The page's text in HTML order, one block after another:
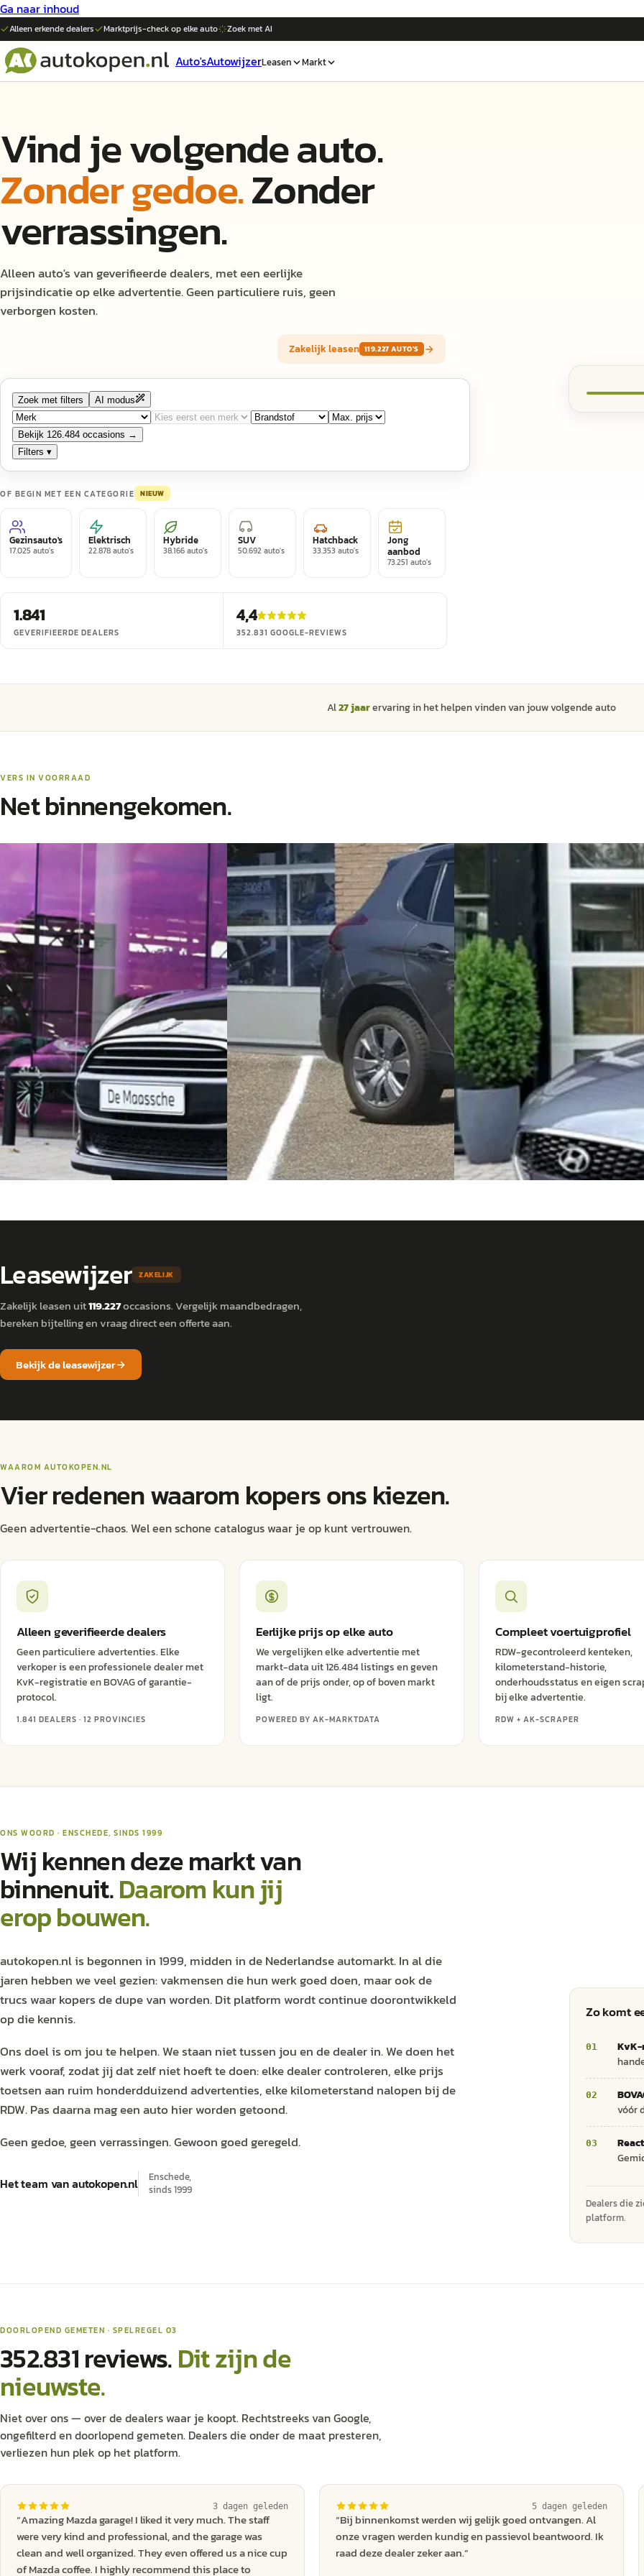
Ga naar inhoud
Alleen erkende dealers Marktprijs-check op elkeauto Zoek met AI
Auto'sAutowijzerLeasen Markt
Vind je volgendeauto.
Zonder gedoe.Zonder
verrassingen.
Alleenauto's van geverifieerde dealers, met een eerlijke
prijsindicatie op elke advertentie. Geen particuliere ruis, geen
verborgen kosten.
Zakelijk leasen 119.227 AUTO'S
Zoek met filters AI modus
Bekijk 126.484 occasions →
Filters ▾
OF BEGIN MET EEN CATEGORIE NIEUW
Gezinsauto's
17.025 auto's
Elektrisch
22.878auto's
Hybride
38.166auto's
SUV
50.692 auto's
Hatchback
33.353auto's
Jong
aanbod
73.251 auto's
1.841
GEVERIFIEERDE DEALERS
4,4
352.831 GOOGLE-REVIEWS
Al27 jaarervaring in het helpen vinden van jouw volgendeauto
VERS IN VOORRAAD
Net binnengekomen.
Nieuw binnen
MINI Hatchback
One / Comfort Access / LED /
Achteruitrijcamera / 16" LM Victory Spoke
zwart
€ 15.950
v.a. € 338/mnd
Scherp geprijsd
2019 · 72.458 km · Benzine · Handgeschakeld
De Maassche MINI Venlo· Venlo 4,4(225)
Vandaag geplaatst
Bekijk aanbieding →
C
Peugeot 2008·2018
1.2 PureTech 82pk S&S Style NAVIGATIE
€ 23.969
v.a. € 508/mnd
Marktconform
2018 · 87.072 km · Benzine · Handgeschakeld
JARO Automotive B.V.
· Nieuwleusen
4,9(86)
Bekijk aanbieding →
Vergelijk
Hyundai i30
1.4 T-GDI 140 PK Comfort
€ 11.950
v.a. € 253/mnd
Scherp geprijsd
2017 · 135.739 km · Benzine ·
Handgeschakeld
Baaten Automotive · Velp
Bekijk aanbieding →
Vergelijk
Leasewijzer ZAKELIJK
Zakelijk leasen uit119.227occasions. Vergelijk maandbedragen,
bereken bijtelling en vraag direct een offerte aan.
Bekijk de leasewijzer
WAAROM AUTOKOPEN.NL
Vier redenen waarom kopers ons kiezen.
Geen advertentie-chaos. Wel een schone catalogus waar je op kunt vertrouwen.
Alleen geverifieerde dealers
Geen particuliere advertenties. Elke
verkoper is een professionele dealer met
KvK-registratie en BOVAG of garantie-
protocol.
1.841 DEALERS · 12 PROVINCIES
Eerlijke prijs op elke auto
We vergelijken elke advertentie met
markt-data uit 126.484 listings en geven
aan of de prijs onder, op of boven markt
ligt.
POWERED BY AK-MARKTDATA
Compleet voertuigprofiel
RDW-gecontroleerd kenteken,
kilometerstand-historie,
onderhoudsstatus en eigen
bij elke advertentie.
RDW + AK-SCRAPER
ONS WOORD · ENSCHEDE, SINDS 1999
Wij kennen deze markt van
binnenuit.Daarom kun jij
erop bouwen.
autokopen.nlis begonnen in 1999, midden in de Nederlandseautomarkt. In al die
jaren hebben we veel gezien: vakmensen die hun werk goed doen, maar ook de
trucs waar kopers de dupe van worden. Dit platform wordt continue doorontwikkeld
op die kennis.
Ons doel is om jou te helpen. We staan niet tussen jou en de dealer in. We doen het
werk vooraf, zodat jij dat zelf niet hoeft te doen: elke dealer controleren, elke prijs
toetsen aan ruim honderdduizend advertenties, elke kilometerstand nalopen bij de
RDW. Pas daarna mag eenauto hier worden getoond.
Geen gedoe, geen verrassingen. Gewoon goed geregeld.
Het team vanautokopen.nl
Enschede,
sinds 1999
Zo komt
KvK-
vóór
Dealers die
platform.
DOORLOPEND GEMETEN · SPELREGEL 03
352.831reviews.Dit zijn de
nieuwste.
Niet over ons — over de dealers waar je koopt. Rechtstreeks van Google,
ongefilterd en doorlopend gemeten. Dealers die onder de maat presteren,
verliezen hun plek op het platform.
3 dagen geleden
“Amazing Mazda garage! I liked it very much. The staff
were very kind and professional, and the garage was
clean and well organized. They even offered us a nice cup
of Mazda coffee. I highly recommend this place to
5 dagen geleden
“Bij binnenkomst werden wij gelijk goed ontvangen. Al
onze vragen werden kundig en passievol beantwoord. Ik
raad deze dealer zeker aan.”